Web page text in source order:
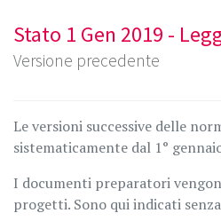
Stato 1 Gen 2019 -
Versione precedente
Le versioni successive delle
sistematicamente dal 1°
I documenti preparatori
progetti. Sono qui indicati